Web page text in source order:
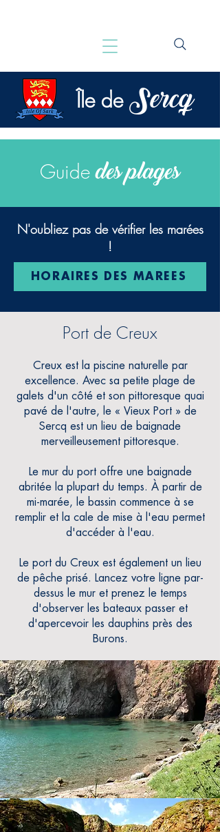
Île de Sercq
Guide des plages
N'oubliez pas de vérifier les marées
!
HORAIRES DES MARÉES
Port de Creux
Creux est la piscine naturelle par
excellence. Avec sa petite plage de
galets d'un côté et son pittoresque quai
pavé de l'autre, le « Vieux Port » de
Sercq est un lieu de baignade
merveilleusement pittoresque.
Le mur du port offre une baignade
abritée la plupart du temps. À partir de
mi-marée, le bassin commence à se
remplir et la cale de mise à l'eau permet
d'accéder à l'eau.
Le port du Creux est également un lieu
de pêche prisé. Lancez votre ligne par-
dessus le mur et prenez le temps
d'observer les bateaux passer et
d'apercevoir les dauphins près des
Burons.